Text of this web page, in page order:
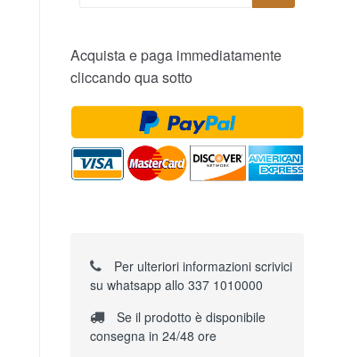
Acquista e paga immediatamente
cliccando qua sotto
Per ulteriori informazioni scrivici
su whatsapp allo 337 1010000
Se il prodotto è disponibile
consegna in 24/48 ore